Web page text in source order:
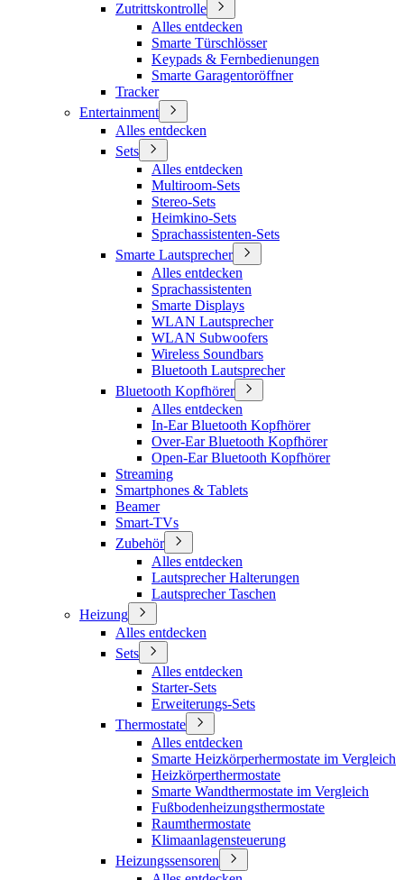
Zutrittskontrolle
Alles entdecken
Smarte Türschlösser
Keypads & Fernbedienungen
Smarte Garagentoröffner
Tracker
Entertainment
Alles entdecken
Sets
Alles entdecken
Multiroom-Sets
Stereo-Sets
Heimkino-Sets
Sprachassistenten-Sets
Smarte Lautsprecher
Alles entdecken
Sprachassistenten
Smarte Displays
WLAN Lautsprecher
WLAN Subwoofers
Wireless Soundbars
Bluetooth Lautsprecher
Bluetooth Kopfhörer
Alles entdecken
In-Ear Bluetooth Kopfhörer
Over-Ear Bluetooth Kopfhörer
Open-Ear Bluetooth Kopfhörer
Streaming
Smartphones & Tablets
Beamer
Smart-TVs
Zubehör
Alles entdecken
Lautsprecher Halterungen
Lautsprecher Taschen
Heizung
Alles entdecken
Sets
Alles entdecken
Starter-Sets
Erweiterungs-Sets
Thermostate
Alles entdecken
Smarte Heizkörperhermostate im Vergleich
Heizkörperthermostate
Smarte Wandthermostate im Vergleich
Fußbodenheizungsthermostate
Raumthermostate
Klimaanlagensteuerung
Heizungssensoren